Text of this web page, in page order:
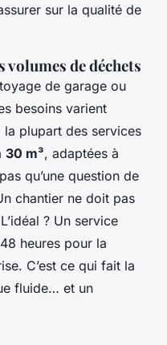
sur la qualité de
de déchets
de garage ou
besoins varient
la plupart des services
30 m³, adaptées à
qu’une question de
chantier ne doit pas
? Un service
heures pour la
C’est ce qui fait la
fluide… et un